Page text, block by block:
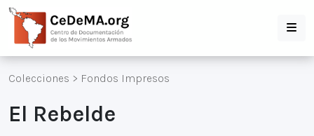
Colecciones > Fondos Impresos
El Rebelde